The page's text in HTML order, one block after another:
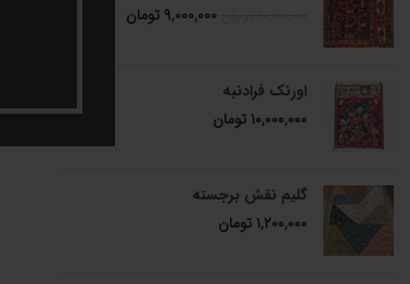
۹,۰۰۰,۰۰۰ تومان
اورنک فرادنبه
۱۰,۰۰۰,۰۰۰ تومان
گلیم نقش برجسته
۱,۲۰۰,۰۰۰ تومان